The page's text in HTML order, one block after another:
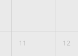
11 12